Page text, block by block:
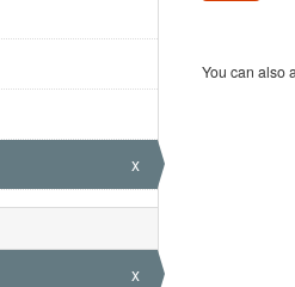
x
x
You can also